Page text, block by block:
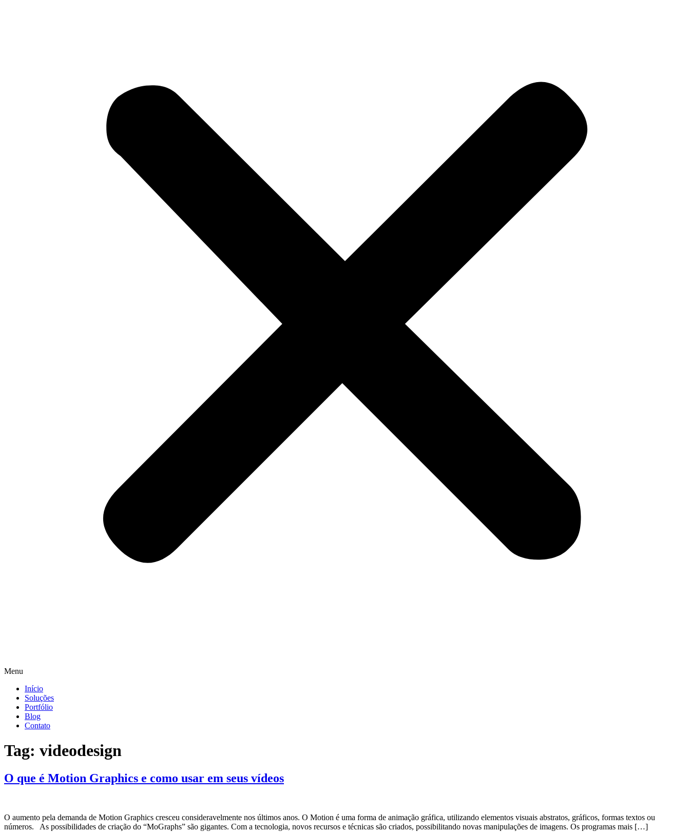
Menu
Início
Soluções
Portfólio
Blog
Contato
Tag: videodesign
O que é Motion Graphics e como usar em seus vídeos
O aumento pela demanda de Motion Graphics cresceu consideravelmente nos últimos anos. O Motion é uma forma de animação gráfica, utilizando elementos visuais abstratos, gráficos, formas textos ou
números. As possibilidades de criação do “MoGraphs” são gigantes. Com a tecnologia, novos recursos e técnicas são criados, possibilitando novas manipulações de imagens. Os programas mais […]